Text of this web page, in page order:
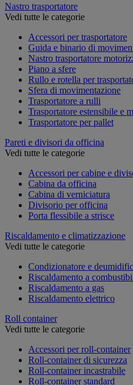
Nastro trasportatore
Vedi tutte le categorie
Accessori per trasportatore
Guida e binario di
Nastro trasportatore
Piano a sfere
Rullo e rotella per
Sfera di movimentazione
Trasportatore a rulli
Trasportatore estensibile e
Trasportatore per pallet
Pareti e divisori da officina
Vedi tutte le categorie
Accessori per cabine e
Cabina da officina
Cabina di verniciatura
Divisorio per officina
Porta flessibile a strisce
Riscaldamento e climatizzazione
Vedi tutte le categorie
Condizionatore e
Riscaldamento a
Riscaldamento a gas
Riscaldamento elettrico
Roll container
Vedi tutte le categorie
Accessori per roll-container
Roll-container di sicurezza
Roll-container incastrabile
Roll-container standard